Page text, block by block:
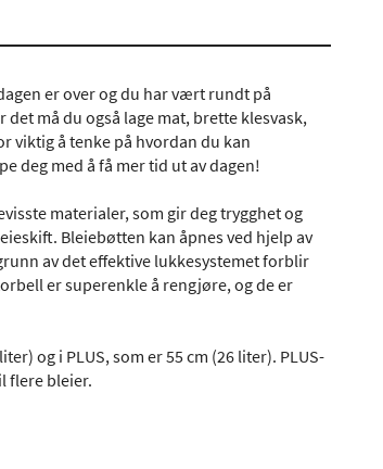
er over og du har vært rundt på
må du også lage mat, brette klesvask,
viktig å tenke på hvordan du kan
deg med å få mer tid ut av dagen!
materialer, som gir deg trygghet og
Bleiebøtten kan åpnes ved hjelp av
av det effektive lukkesystemet forblir
er superenkle å rengjøre, og de er
og i PLUS, som er 55 cm (26 liter). PLUS-
flere bleier.